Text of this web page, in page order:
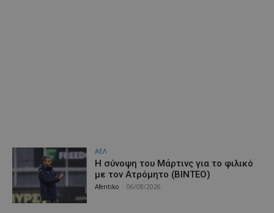
ΑΕΛ
H σύνοψη του Μάρτινς για το φιλικό
με τον Ατρόμητο (ΒΙΝΤΕΟ)
Afentiko 06/08/2026